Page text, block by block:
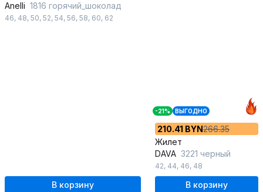
Anelli 1816 горячий_шоколад
46, 48, 50, 52, 54, 56, 58, 60, 62
В корзину
-21% ВЫГОДНО
210.41 BYN266.35
Жилет
DAVA 3221 черный
42, 44, 46, 48
В корзину